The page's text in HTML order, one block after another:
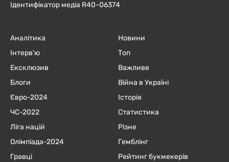
Ідентифікатор медіа R40-06374
Аналітика
Інтерв'ю
Ексклюзив
Блоги
Євро-2024
ЧC-2022
Ліга націй
Олімпіада-2024
Гравці
Новини
Топ
Важливе
Війна в Україні
Історія
Статистика
Різне
Гемблінг
Рейтинг букмекерів